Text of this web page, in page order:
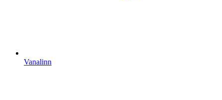
Vanalinn